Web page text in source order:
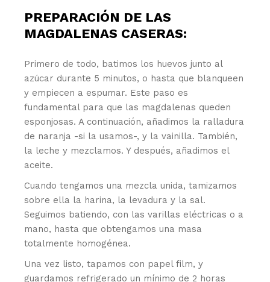
PREPARACIÓN DE LAS
MAGDALENAS CASERAS:
Primero de todo, batimos los huevos junto al
azúcar durante 5 minutos, o hasta que blanqueen
y empiecen a espumar. Este paso es
fundamental para que las magdalenas queden
esponjosas. A continuación, añadimos la ralladura
de naranja -si la usamos-, y la vainilla. También,
la leche y mezclamos. Y después, añadimos el
aceite.
Cuando tengamos una mezcla unida, tamizamos
sobre ella la harina, la levadura y la sal.
Seguimos batiendo, con las varillas eléctricas o a
mano, hasta que obtengamos una masa
totalmente homogénea.
Una vez listo, tapamos con papel film, y
guardamos refrigerado un mínimo de 2 horas